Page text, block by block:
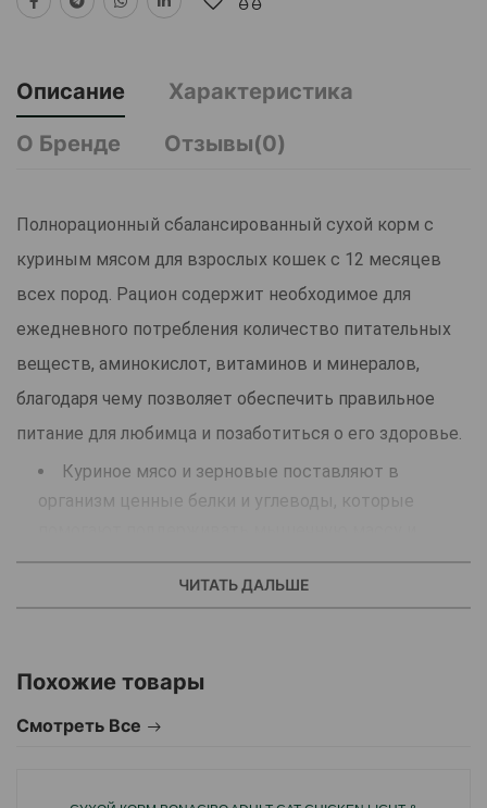
Описание
Характеристика
О Бренде
Отзывы(0)
Полнорационный сбалансированный сухой корм с
куриным мясом для взрослых кошек с 12 месяцев
всех пород. Рацион содержит необходимое для
ежедневного потребления количество питательных
веществ, аминокислот, витаминов и минералов,
благодаря чему позволяет обеспечить правильное
питание для любимца и позаботиться о его здоровье.
Куриное мясо и зерновые поставляют в
организм ценные белки и углеводы, которые
обеспечивать любимца энергией для оптимального
уровня активности.
поддержания общего здоровья, высокого
В корме содержится аминокислота таурин,
ЧИТАТЬ ДАЛЬШЕ
Похожие товары
Смотреть Все